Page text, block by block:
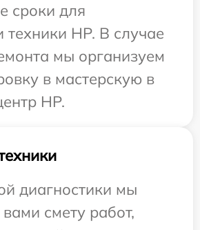
сроки для
техники HP. В случае
мы организуем
в мастерскую в
HP.
диагностики мы
смету работ,